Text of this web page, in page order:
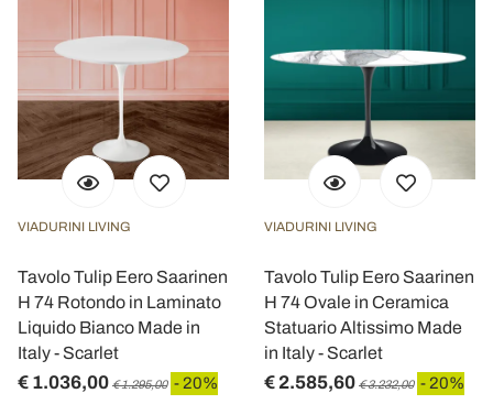
VIADURINI LIVING
Tavolo Tulip Eero Saarinen
H 74 Rotondo in Laminato
Liquido Bianco Made in
Italy - Scarlet
€ 1.036,00 € 1.295,00 - 20%
VIADURINI LIVING
Tavolo Tulip Eero Saarinen
H 74 Ovale in Ceramica
Statuario Altissimo Made
in Italy - Scarlet
€ 2.585,60 € 3.232,00 - 20%